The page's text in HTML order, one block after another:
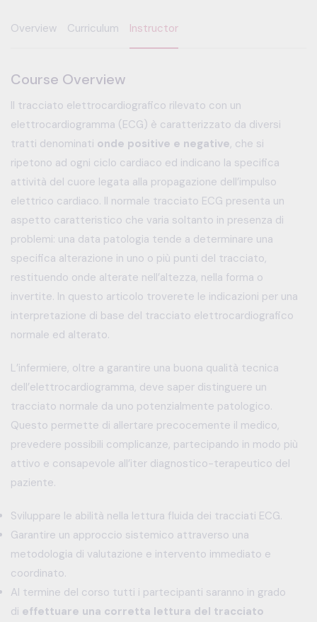
Overview Curriculum Instructor
Course Overview
Il tracciato elettrocardiografico rilevato con un
elettrocardiogramma (ECG) è caratterizzato da diversi
tratti denominati onde positive e negative, che si
ripetono ad ogni ciclo cardiaco ed indicano la specifica
attività del cuore legata alla propagazione dell’impulso
elettrico cardiaco. Il normale tracciato ECG presenta un
aspetto caratteristico che varia soltanto in presenza di
problemi: una data patologia tende a determinare una
specifica alterazione in uno o più punti del tracciato,
restituendo onde alterate nell’altezza, nella forma o
invertite. In questo articolo troverete le indicazioni per una
interpretazione di base del tracciato elettrocardiografico
normale ed alterato.
L’infermiere, oltre a garantire una buona qualità tecnica
dell’elettrocardiogramma, deve saper distinguere un
tracciato normale da uno potenzialmente patologico.
Questo permette di allertare precocemente il medico,
prevedere possibili complicanze, partecipando in modo più
attivo e consapevole all’iter diagnostico-terapeutico del
paziente.
Sviluppare le abilità nella lettura fluida dei tracciati ECG.
Garantire un approccio sistemico attraverso una
metodologia di valutazione e intervento immediato e
coordinato.
Al termine del corso tutti i partecipanti saranno in grado
di effettuare una corretta lettura del tracciato